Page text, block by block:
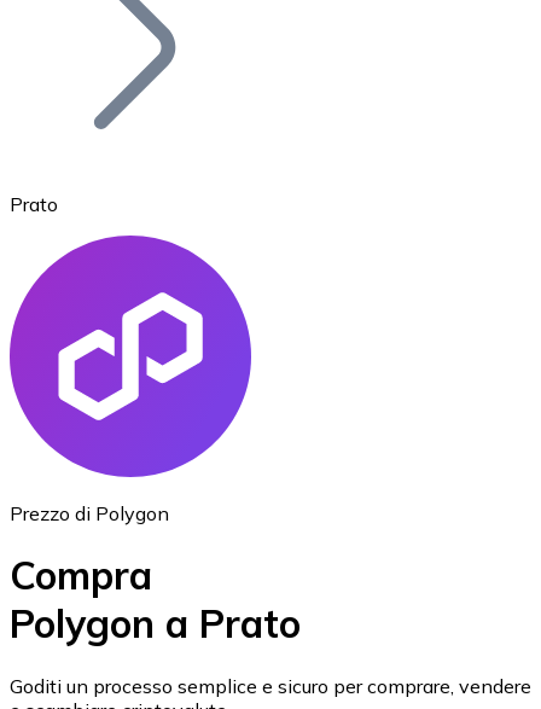
Ethereum
USD Coin
Prato
Prezzo di Polygon
Compra
Polygon a Prato
Goditi un processo semplice e sicuro per comprare, vendere